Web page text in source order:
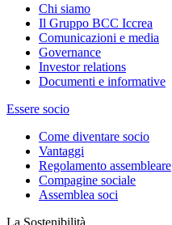
Chi siamo
Il Gruppo BCC Iccrea
Comunicazioni e media
Governance
Investor relations
Documenti e informative
Essere socio
Come diventare socio
Vantaggi
Regolamento assembleare
Compagine sociale
Assemblea soci
La Sostenibilità